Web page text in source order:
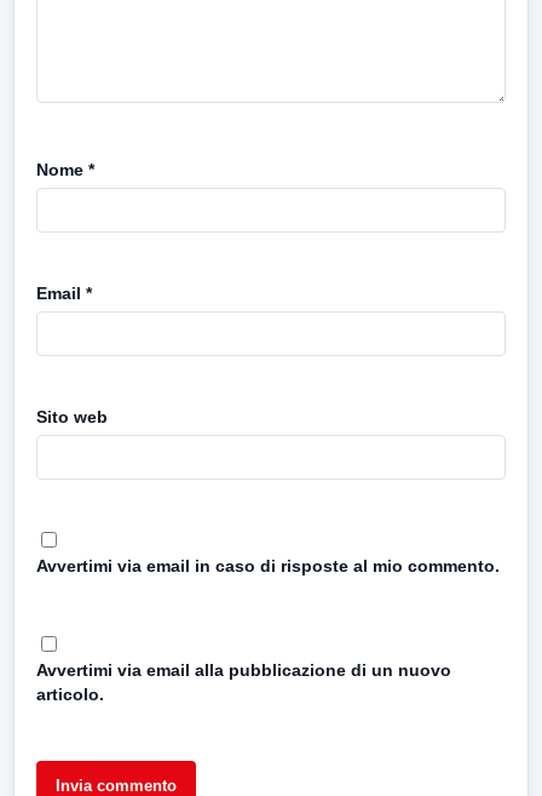
Nome *
Email *
Sito web
Avvertimi via email in caso di risposte al mio commento.
Avvertimi via email alla pubblicazione di un nuovo
articolo.